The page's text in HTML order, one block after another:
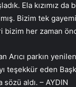
Ela kızımız da
Bizim tek
bizim her zaman
Arıcı parkın
teşekkür eden
aldı. – AYDIN